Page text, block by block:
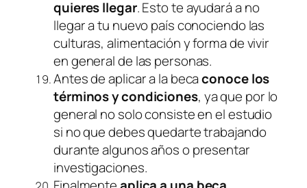
quieres llegar. Esto te ayudará a no
llegar a tu nuevo país conociendo las
culturas, alimentación y forma de vivir
en general de las personas.
Antes de aplicar a la becaconoce los
términos y condiciones, ya que por lo
general no solo consiste en el estudio
si no que debes quedarte trabajando
durante algunos años o presentar
investigaciones.